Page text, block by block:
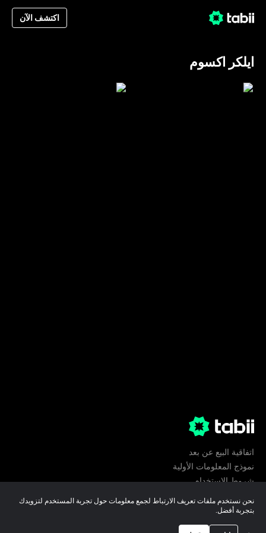
اكتشف الآن
ايلكر اكسوم
اتفاقية البيع عن بعد
نموذج المعلومات الأولية
شروط الإستخدام
تفضيلات ملفات تعريف الارتباط
نحن نستخدم ملفات تعريف الارتباط لجمع معلومات حول تجربة المستخدم لتزويدك
بتجربة أفضل.